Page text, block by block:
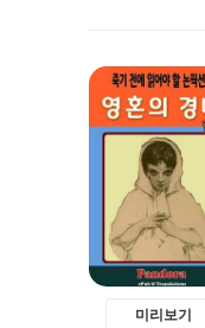
미리보기